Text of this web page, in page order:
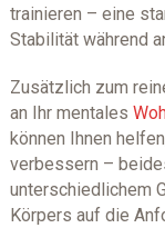
trainieren – eine
Stabilität während
Zusätzlich zum
an Ihr mentales
können Ihnen
verbessern –
unterschiedlichem
Körpers auf die